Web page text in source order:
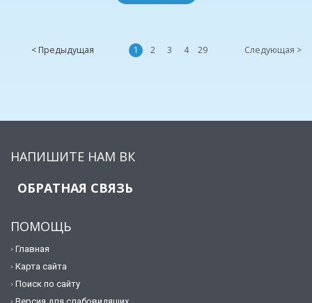
< Предыдущая 1 2 3 4 29 Следующая >
НАПИШИТЕ НАМ ВК
ОБРАТНАЯ СВЯЗЬ
ПОМОЩЬ
Главная
Карта сайта
Поиск по сайту